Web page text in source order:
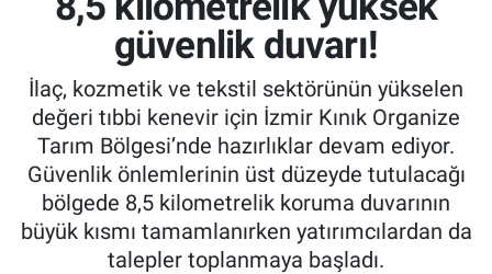
güvenlik duvarı!
İlaç, kozmetik ve tekstil sektörünün yükselen
değeri tıbbi kenevir için İzmir Kınık Organize
Tarım Bölgesi’nde hazırlıklar devam ediyor.
Güvenlik önlemlerinin üst düzeyde tutulacağı
bölgede 8,5 kilometrelik koruma duvarının
büyük kısmı tamamlanırken yatırımcılardan da
talepler toplanmaya başladı.
İzmir Trafik Yoğunluk Haritası
Süper Lig Puan Durumu ve Fikstür
Tüm Manşetler
Son Dakika Haberleri
Haber Arşivi